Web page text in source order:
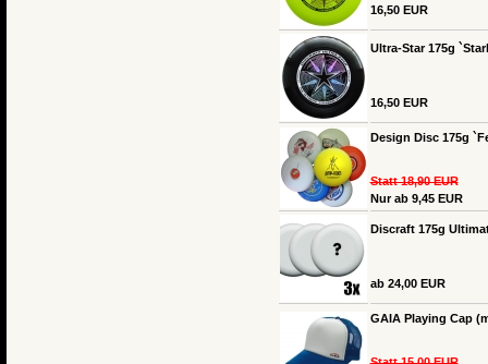
16,50 EUR
Ultra-Star 175g
16,50 EUR
Design Disc 175g
Statt 18,90 EUR
Nur ab 9,45 EUR
Discraft 175g
ab 24,00 EUR
GAIA Playing Cap